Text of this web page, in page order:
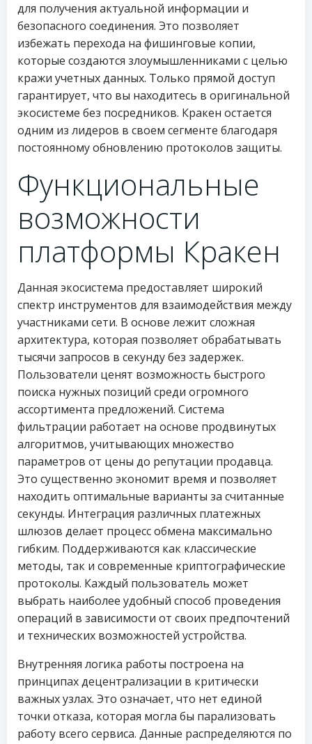
для получения актуальной информации и
безопасного соединения. Это позволяет
избежать перехода на фишинговые копии,
которые создаются злоумышленниками с целью
кражи учетных данных. Только прямой доступ
гарантирует, что вы находитесь в оригинальной
экосистеме без посредников. Кракен остается
одним из лидеров в своем сегменте благодаря
постоянному обновлению протоколов защиты.
Функциональные
возможности
платформы Кракен
Данная экосистема предоставляет широкий
спектр инструментов для взаимодействия между
участниками сети. В основе лежит сложная
архитектура, которая позволяет обрабатывать
тысячи запросов в секунду без задержек.
Пользователи ценят возможность быстрого
поиска нужных позиций среди огромного
ассортимента предложений. Система
фильтрации работает на основе продвинутых
алгоритмов, учитывающих множество
параметров от цены до репутации продавца.
Это существенно экономит время и позволяет
находить оптимальные варианты за считанные
секунды. Интеграция различных платежных
шлюзов делает процесс обмена максимально
гибким. Поддерживаются как классические
методы, так и современные криптографические
протоколы. Каждый пользователь может
выбрать наиболее удобный способ проведения
операций в зависимости от своих предпочтений
и технических возможностей устройства.
Внутренняя логика работы построена на
принципах децентрализации в критически
важных узлах. Это означает, что нет единой
точки отказа, которая могла бы парализовать
работу всего сервиса. Данные распределяются по